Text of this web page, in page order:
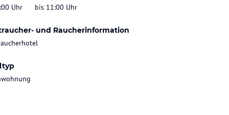
Uhr
bis 11:00 Uhr
und Raucherinformation